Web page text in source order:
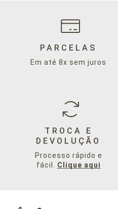
PARCELAS
Em até 8x sem juros
TROCA E
DEVOLUÇÃO
Processo rápido e
fácil. Clique aqui